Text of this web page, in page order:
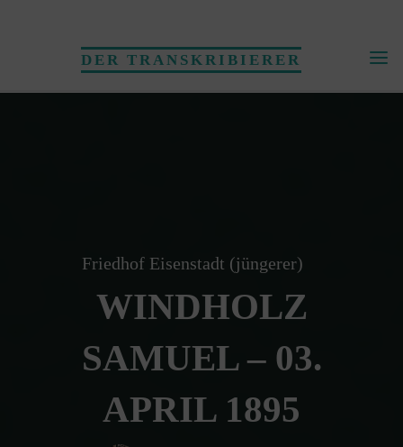
DER TRANSKRIBIERER
Friedhof Eisenstadt (jüngerer)
WINDHOLZ
SAMUEL – 03.
APRIL 1895